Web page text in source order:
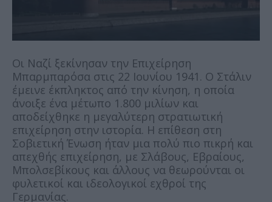
Οι Ναζί ξεκίνησαν την Επιχείρηση
Μπαρμπαρόσα στις 22 Ιουνίου 1941. Ο Στάλιν
έμεινε έκπληκτος από την κίνηση, η οποία
άνοιξε ένα μέτωπο 1.800 μιλίων και
αποδείχθηκε η μεγαλύτερη στρατιωτική
επιχείρηση στην ιστορία. Η επίθεση στη
Σοβιετική Ένωση ήταν μια πολύ πιο πικρή και
απεχθής επιχείρηση, με Σλάβους, Εβραίους,
Μπολσεβίκους και άλλους να θεωρούνται οι
φυλετικοί και ιδεολογικοί εχθροί της
Γερμανίας.